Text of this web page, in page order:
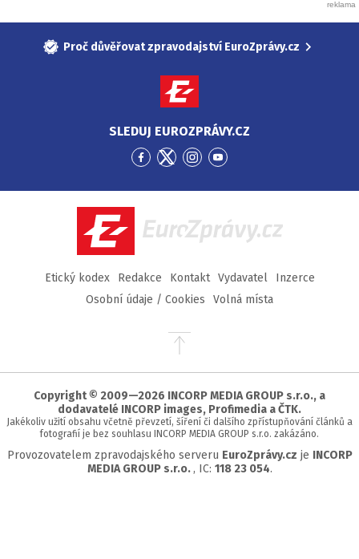
Proč důvěřovat zpravodajství EuroZprávy.cz
SLEDUJ EUROZPRÁVY.CZ
Přejít
Facebook
Přejít
Twitter
Přejít
Instagram
Přejít
YouTube
EuroZprávy.cz
Etický kodex Redakce Kontakt Vydavatel
Inzerce
Osobní údaje / Cookies
Volná místa
Přejít
stránky
Copyright © 2009—2026 INCORP MEDIA GROUP s.r.o., a
dodavatelé INCORP images, Profimedia a ČTK.
Jakékoliv užití obsahu včetně převzetí, šíření či dalšího zpřístupňování článků a
fotografií je bez souhlasu INCORP MEDIA GROUP s.r.o. zakázáno.
Provozovatelem zpravodajského serveru EuroZprávy.cz je INCORP
MEDIA GROUP s.r.o. , IC: 118 23 054.